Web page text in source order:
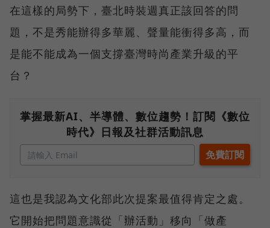
在這樣的局勢下，臺北時裝週真正該回答的問
題，不是秀能辦得多華麗、聲量能衝得多高，而
是能不能成為一個支撐臺灣時尚產業升級的平
台？
掌握最新AI、半導體、數位趨勢！訂閱《數位
時代》日報及社群活動訊息
這也是我認為文化部此次提案最值得肯定之處。
它開始把問題意識從「辦活動」移向「做產